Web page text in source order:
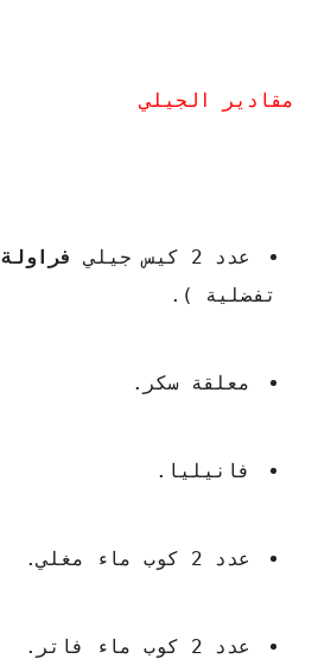
مقادير الجيلي
عدد 2 كيس جيلي فراولة
تفضلية ).
معلقة سكر.
فانيليا.
عدد 2 كوب ماء مغلي.
عدد 2 كوب ماء فاتر.